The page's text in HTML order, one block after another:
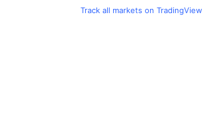
Track all markets on TradingView